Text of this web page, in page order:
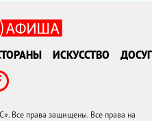
ИСКУССТВО ДОСУГ
права защищены. Все права на